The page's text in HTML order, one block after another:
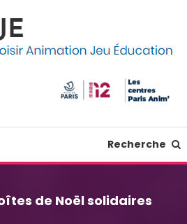
Recherche
de Noël solidaires